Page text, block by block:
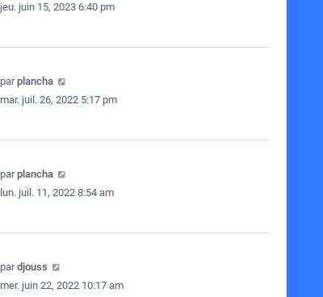
jeu. juin 15, 2023 6:40 pm
parplancha
mar. juil. 26, 2022 5:17 pm
parplancha
lun. juil. 11, 2022 8:54 am
pardjouss
mer. juin 22, 2022 10:17 am